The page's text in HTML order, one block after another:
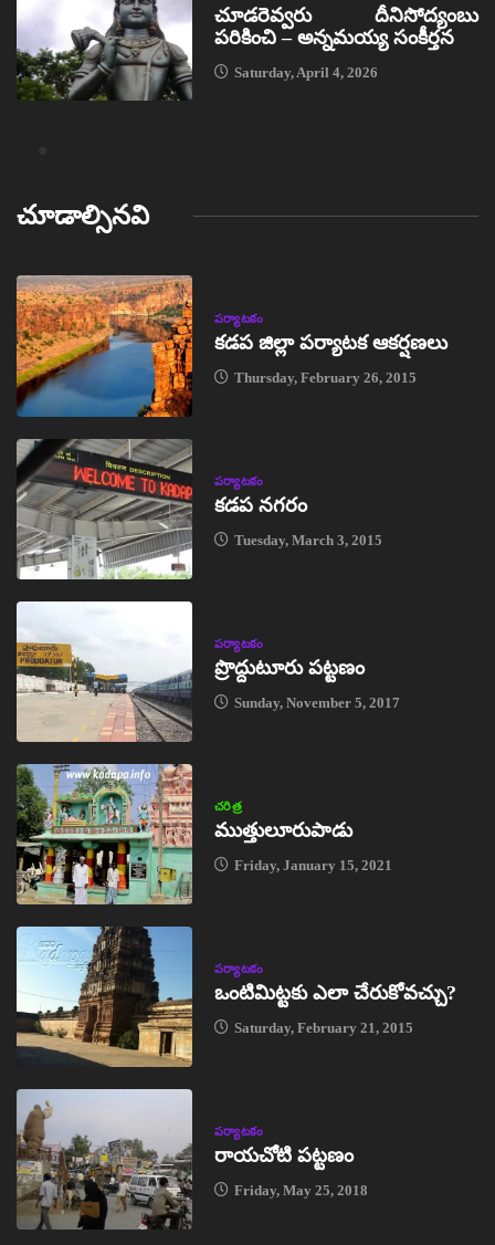
చూడరెవ్వరు దీనిసోద్యంబు
పరికించి – అన్నమయ్య సంకీర్తన
Saturday, April 4, 2026
చూడాల్సినవి
పర్యాటకం
కడప జిల్లా పర్యాటక ఆకర్షణలు
Thursday, February 26, 2015
పర్యాటకం
కడప నగరం
Tuesday, March 3, 2015
పర్యాటకం
ప్రొద్దుటూరు పట్టణం
Sunday, November 5, 2017
చరిత్ర
ముత్తులూరుపాడు
Friday, January 15, 2021
పర్యాటకం
ఒంటిమిట్టకు ఎలా చేరుకోవచ్చు?
Saturday, February 21, 2015
పర్యాటకం
రాయచోటి పట్టణం
Friday, May 25, 2018